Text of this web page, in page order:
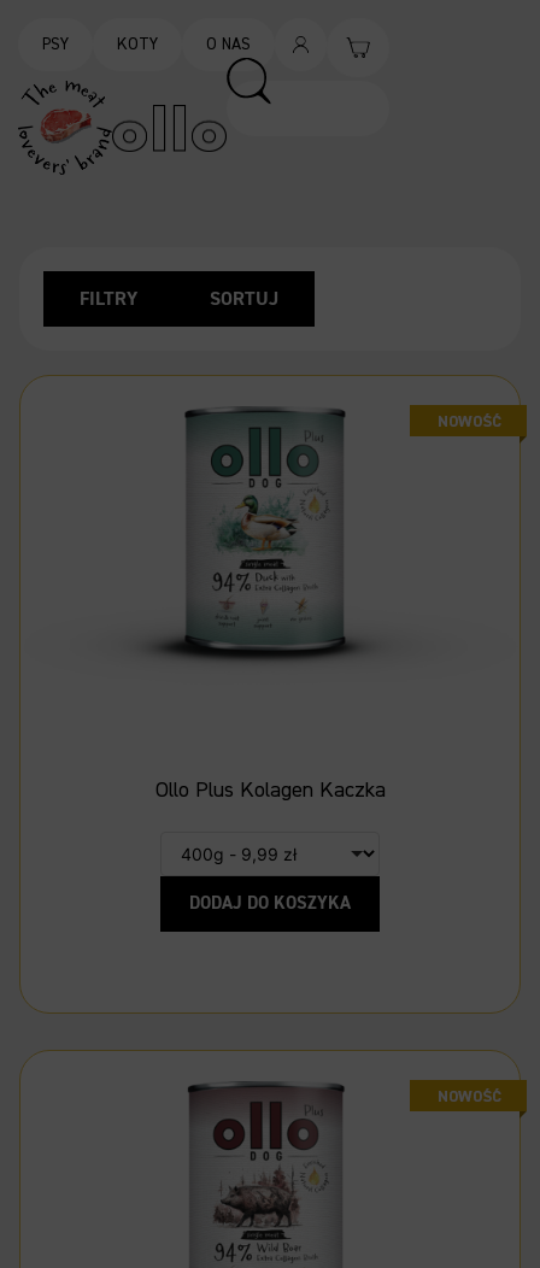
PSY KOTY O NAS
FILTRY SORTUJ
Ollo Plus Kolagen Kaczka
DODAJ DO KOSZYKA